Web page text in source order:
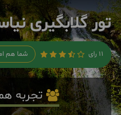
تور گلابگیری
11 رای شما هم
تجربه